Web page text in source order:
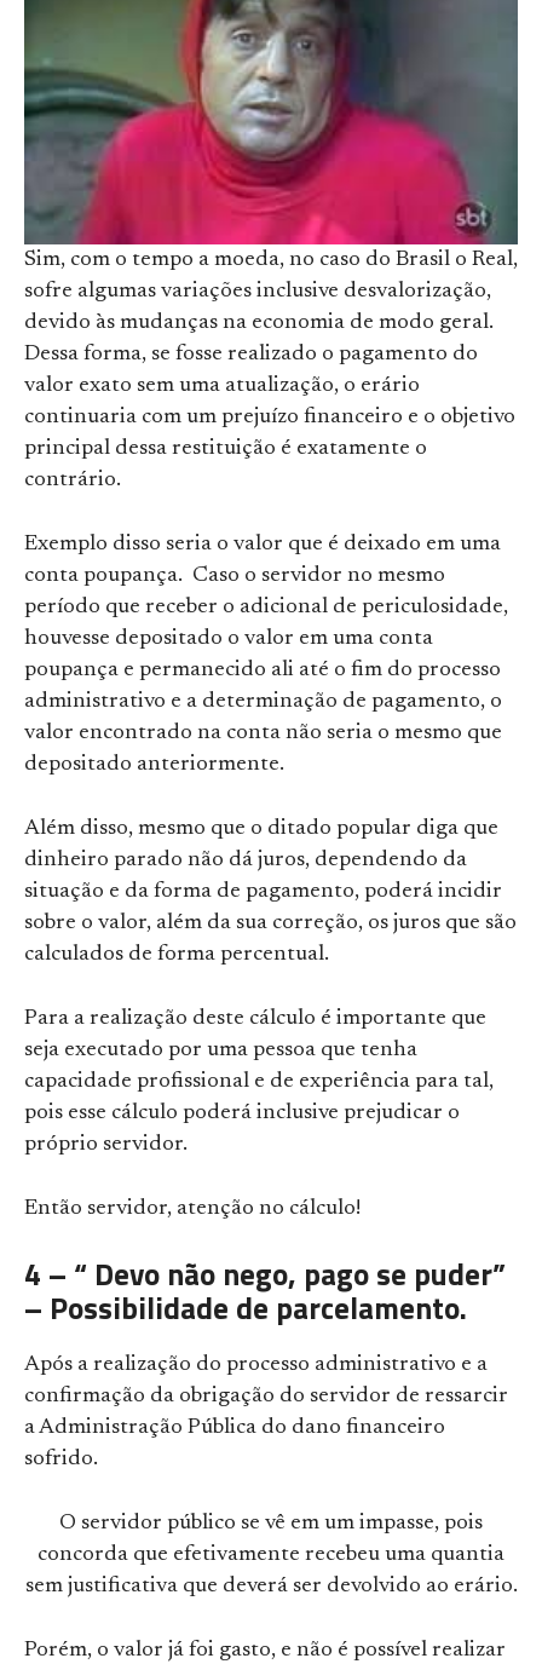
Sim, com o tempo a moeda, no caso do Brasil o Real,
sofre algumas variações inclusive desvalorização,
devido às mudanças na economia de modo geral.
Dessa forma, se fosse realizado o pagamento do
valor exato sem uma atualização, o erário
continuaria com um prejuízo financeiro e o objetivo
principal dessa restituição é exatamente o
contrário.
Exemplo disso seria o valor que é deixado em uma
conta poupança. Caso o servidor no mesmo
período que receber o adicional de periculosidade,
houvesse depositado o valor em uma conta
poupança e permanecido ali até o fim do processo
administrativo e a determinação de pagamento, o
valor encontrado na conta não seria o mesmo que
depositado anteriormente.
Além disso, mesmo que o ditado popular diga que
dinheiro parado não dá juros, dependendo da
situação e da forma de pagamento, poderá incidir
sobre o valor, além da sua correção, os juros que são
calculados de forma percentual.
Para a realização deste cálculo é importante que
seja executado por uma pessoa que tenha
capacidade profissional e de experiência para tal,
pois esse cálculo poderá inclusive prejudicar o
próprio servidor.
Então servidor, atenção no cálculo!
4 – “ Devo não nego, pago se puder”
– Possibilidade de parcelamento.
Após a realização do processo administrativo e a
confirmação da obrigação do servidor de ressarcir
a Administração Pública do dano financeiro
sofrido.
O servidor público se vê em um impasse, pois
concorda que efetivamente recebeu uma quantia
sem justificativa que deverá ser devolvido ao erário.
Porém, o valor já foi gasto, e não é possível realizar